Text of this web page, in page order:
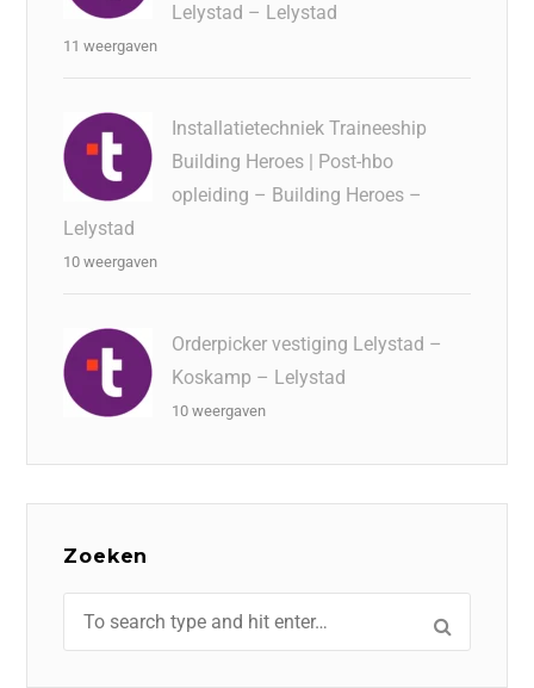
Lelystad – Lelystad
11 weergaven
Installatietechniek Traineeship
Building Heroes | Post-hbo
opleiding – Building Heroes –
Lelystad
10 weergaven
Orderpicker vestiging Lelystad –
Koskamp – Lelystad
10 weergaven
Zoeken